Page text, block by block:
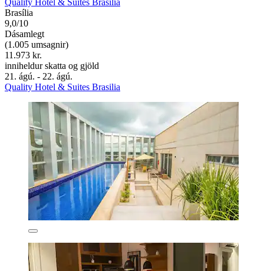
Quality Hotel & Suites Brasilia
Brasília
9,0/10
Dásamlegt
(1.005 umsagnir)
11.973 kr.
inniheldur skatta og gjöld
21. ágú. - 22. ágú.
Quality Hotel & Suites Brasilia